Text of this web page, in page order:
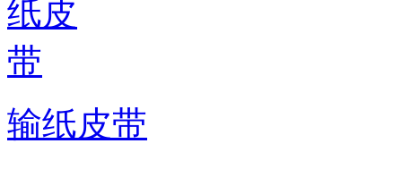
输纸皮带